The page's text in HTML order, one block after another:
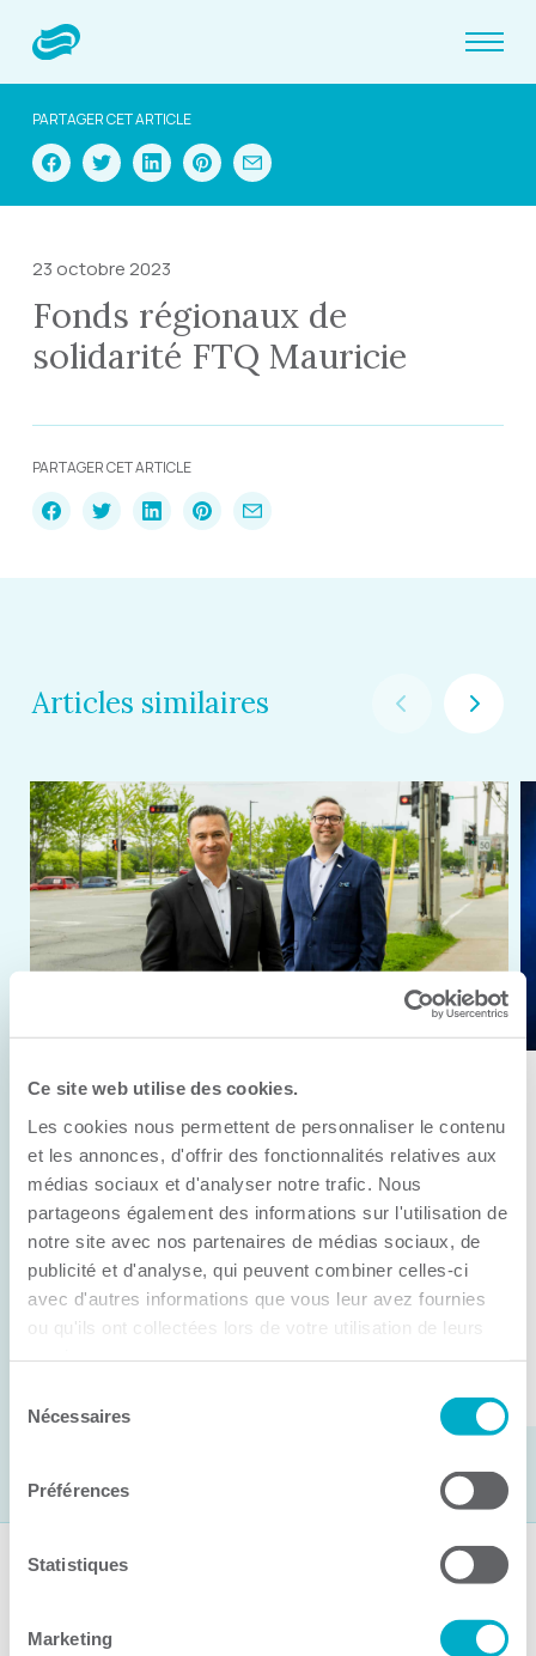
Ce site web utilise des cookies.
Les cookies nous permettent de personnaliser le contenu
et les annonces, d'offrir des fonctionnalités relatives aux
médias sociaux et d'analyser notre trafic. Nous
partageons également des informations sur l'utilisation de
notre site avec nos partenaires de médias sociaux, de
publicité et d'analyse, qui peuvent combiner celles-ci
avec d'autres informations que vous leur avez fournies
ou qu'ils ont collectées lors de votre utilisation de leurs
Nécessaires
Préférences
Statistiques
Marketing
PARTAGER CET ARTICLE
23 octobre 2023
Fonds régionaux de
solidarité FTQ Mauricie
PARTAGER CET ARTICLE
Articles similaires
11 juin 2026
Anick Métivier devient le nouveau
président de la CCI3R
C’est lors de son assemblée générale annuelle
tenue hier que la Chambre de commerce et
d’industries de ...
Lire la suite
Suivez-nous